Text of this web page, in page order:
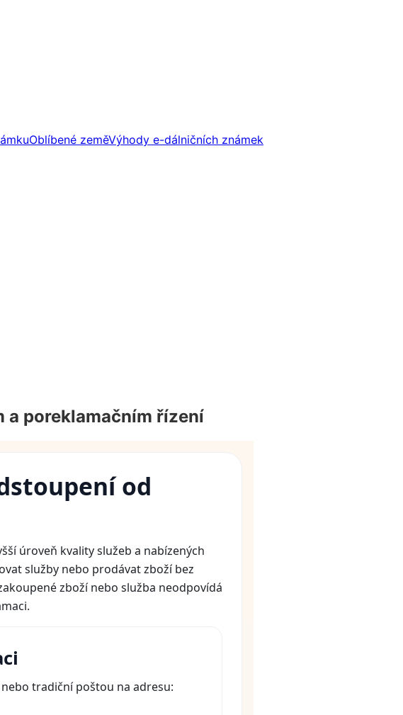
Oblíbené zeměVýhody e-dálničních známek
a poreklamačním řízení
od
úroveň kvality služeb a nabízených
služby nebo prodávat zboží bez
zboží nebo služba neodpovídá
tradiční poštou na adresu: